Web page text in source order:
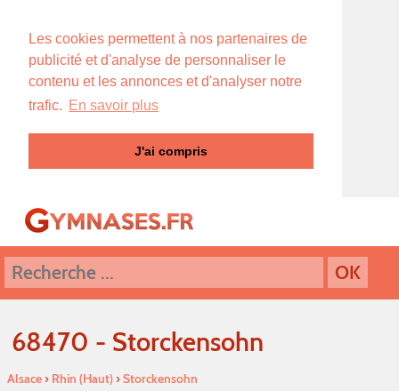
Les cookies permettent à nos partenaires de
publicité et d'analyse de personnaliser le
contenu et les annonces et d'analyser notre
trafic. En savoir plus
J'ai compris
68470 - Storckensohn
Alsace› Rhin (Haut)›Storckensohn